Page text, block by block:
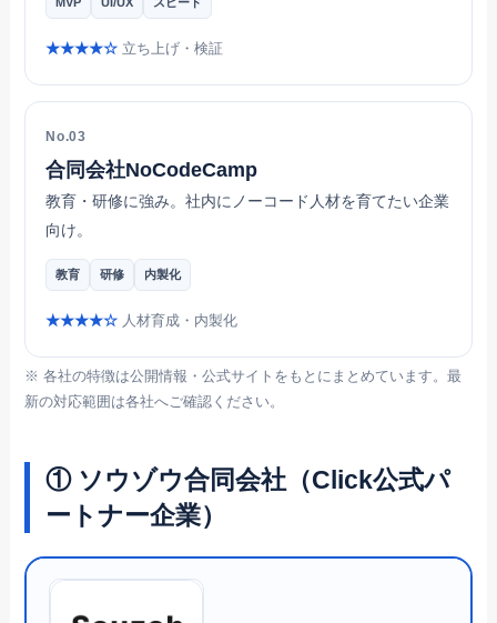
★★★★☆ 立ち上げ・検証
No.03
合同会社NoCodeCamp
教育・研修に強み。社内にノーコード人材を育てたい企業
向け。
教育 研修 内製化
★★★★☆ 人材育成・内製化
※ 各社の特徴は公開情報・公式サイトをもとにまとめています。最
新の対応範囲は各社へご確認ください。
① ソウゾウ合同会社（Click公式パ
ートナー企業）